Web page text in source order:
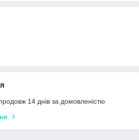
14 днів за домовленістю